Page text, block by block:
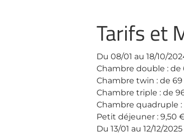
Tarifs et
Du 08/01 au 18/10/
Chambre double : de
Chambre twin : de 69
Chambre triple : de
Chambre quadruple :
Petit déjeuner : 9,50
Du 13/01 au 12/12/2025